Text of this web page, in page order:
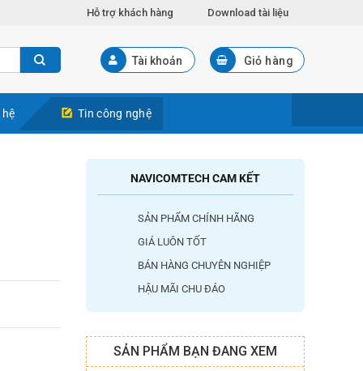
Hỗ trợ khách hàng Download tài liệu
Tài khoản Giỏ hàng
Tin công nghệ
NAVICOMTECH CAM KẾT
SẢN PHẨM CHÍNH HÃNG
GIÁ LUÔN TỐT
BÁN HÀNG CHUYÊN NGHIỆP
HẬU MÃI CHU ĐÁO
SẢN PHẨM BẠN ĐANG XEM